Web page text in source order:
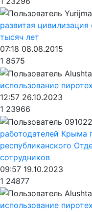
развитая
тысяч лет
07:18 08.08.2015
1 8575
использование
12:57 26.10.2023
1 23966
работодателей Крыма
республиканского
сотрудников
09:57 19.10.2023
1 24877
использование